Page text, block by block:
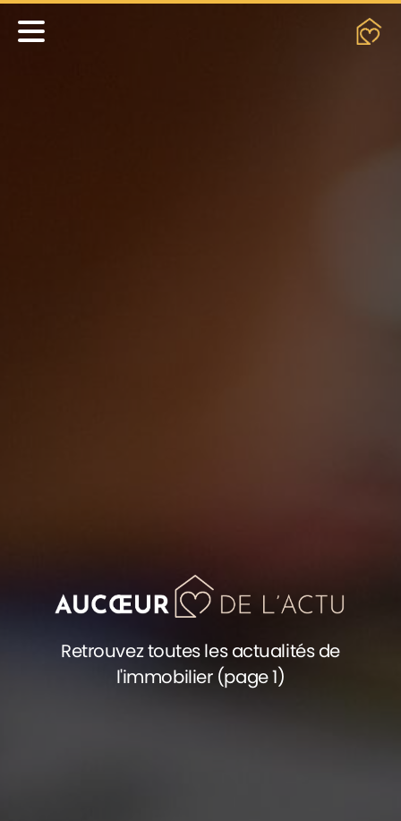
Retrouvez toutes les actualités de
l'immobilier (page 1)